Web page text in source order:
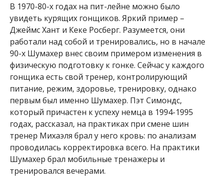
В 1970-80-х годах на пит-лейне можно было
увидеть курящих гонщиков. Яркий пример –
Джеймс Хант и Кеке Росберг. Разумеется, они
работали над собой и тренировались, но в начале
90-х Шумахер внес своим примером изменения в
физическую подготовку к гонке. Сейчас у каждого
гонщика есть свой тренер, контролирующий
питание, режим, здоровье, тренировку, однако
первым был именно Шумахер. Пэт Симондс,
который причастен к успеху немца в 1994-1995
годах, рассказал, на практиках при смене шин
тренер Михаэля брал у него кровь: по анализам
проводилась корректировка всего. На практики
Шумахер брал мобильные тренажеры и
тренировался вечерами.